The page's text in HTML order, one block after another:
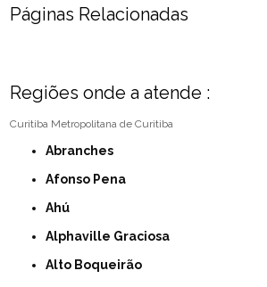
Páginas Relacionadas
Regiões onde a atende :
Curitiba Metropolitana de Curitiba
Abranches
Afonso Pena
Ahú
Alphaville Graciosa
Alto Boqueirão